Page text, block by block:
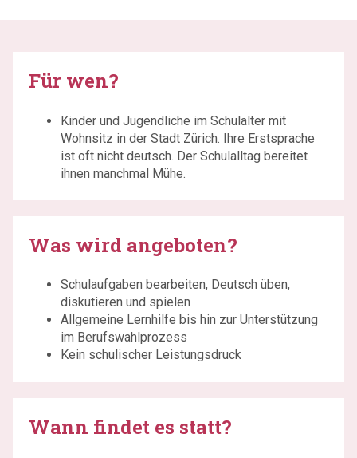
Für wen?
Kinder und Jugendliche im Schulalter mit
Wohnsitz in der Stadt Zürich. Ihre Erstsprache
ist oft nicht deutsch. Der Schulalltag bereitet
ihnen manchmal Mühe.
Was wird angeboten?
Schulaufgaben bearbeiten, Deutsch üben,
diskutieren und spielen
Allgemeine Lernhilfe bis hin zur Unterstützung
im Berufswahlprozess
Kein schulischer Leistungsdruck
Wann findet es statt?